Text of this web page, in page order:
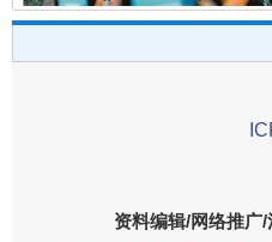
资料编辑/网络推广/